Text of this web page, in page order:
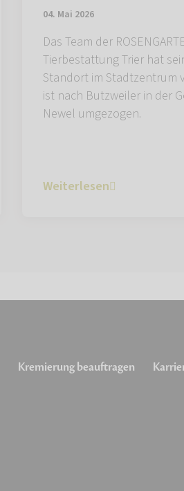
04. Mai 2026
Das Team der
Tierbestattung Trier hat
Standort im Stadtzentrum
ist nach Butzweiler in der
Newel umgezogen.
Weiterlesen
Kremierung beauftragen